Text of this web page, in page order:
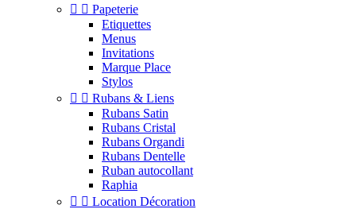
  Papeterie
Etiquettes
Menus
Invitations
Marque Place
Stylos
  Rubans & Liens
Rubans Satin
Rubans Cristal
Rubans Organdi
Rubans Dentelle
Ruban autocollant
Raphia
  Location Décoration